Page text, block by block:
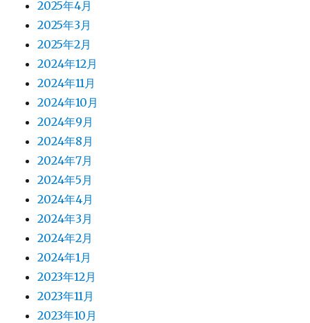
2025年4月
2025年3月
2025年2月
2024年12月
2024年11月
2024年10月
2024年9月
2024年8月
2024年7月
2024年5月
2024年4月
2024年3月
2024年2月
2024年1月
2023年12月
2023年11月
2023年10月